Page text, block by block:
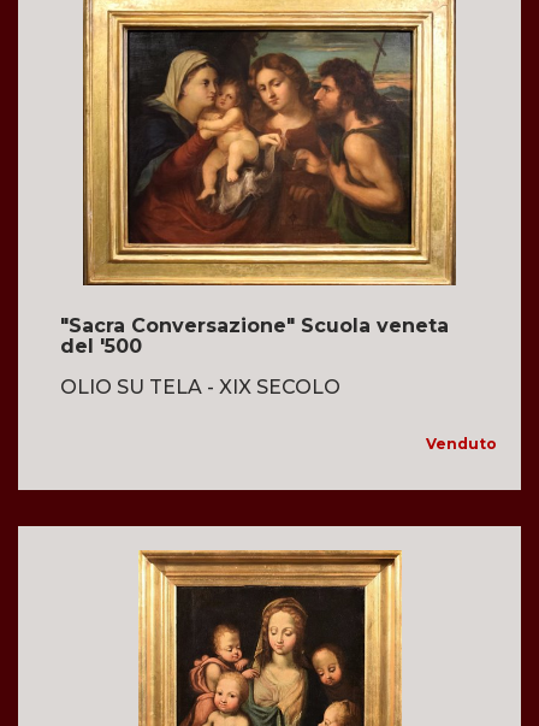
"Sacra Conversazione" Scuola veneta
del '500
OLIO SU TELA - XIX SECOLO
Venduto